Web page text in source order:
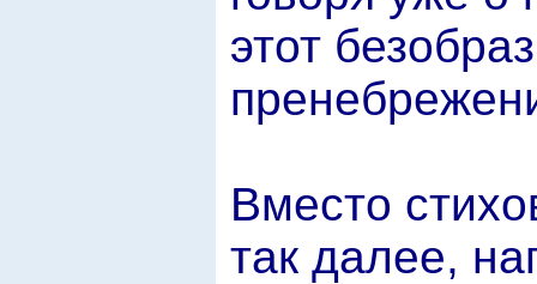
этот
Вместо
так далее,